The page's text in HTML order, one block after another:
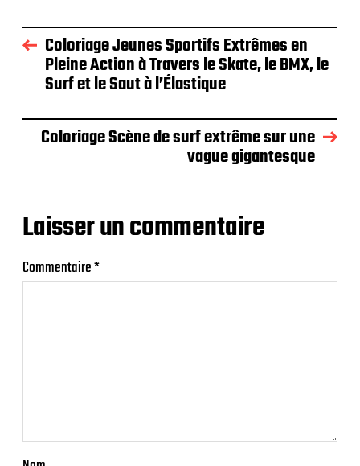
Coloriage Jeunes Sportifs Extrêmes en
Pleine Action à Travers le Skate, le BMX, le
Surf et le Saut à l’Élastique
Coloriage Scène de surf extrême sur une
vague gigantesque
Laisser un commentaire
Commentaire*